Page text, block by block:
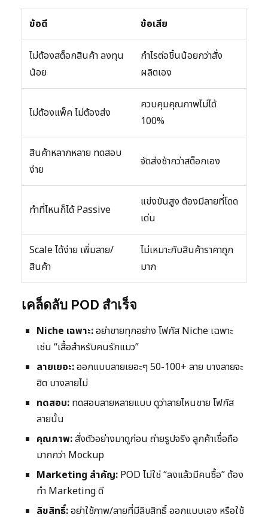
ข้อดี ข้อเสีย
ไม่ต้องสต็อกสินค้า ลงทุน
น้อย
กำไรต่อชิ้นน้อยกว่าสั่ง
ผลิตเอง
ไม่ต้องแพ็ค ไม่ต้องส่ง
ควบคุมคุณภาพไม่ได้
100%
สินค้าหลากหลาย ทดสอบ
ง่าย
จัดส่งช้ากว่าสต็อกเอง
ทำที่ไหนก็ได้ Passive
แข่งขันสูง ต้องมีลายที่โดด
เด่น
Scale ได้ง่าย เพิ่มลาย/
สินค้า
ไม่เหมาะกับสินค้าราคาถูก
มาก
เคล็ดลับ POD สำเร็จ
Niche เฉพาะ:อย่าขายทุกอย่าง โฟกัส Niche เฉพาะ
เช่น “เสื้อสำหรับคนรักแมว”
ลายเยอะ:ออกแบบลายเยอะๆ 50-100+ ลาย บางลายจะ
ฮิต บางลายไม่
ทดสอบ: ทดสอบลายหลายแบบ ดูว่าลายไหนขาย โฟกัส
ลายนั้น
คุณภาพ:สั่งตัวอย่างมาดูก่อน ถ่ายรูปจริง ลูกค้าเชื่อถือ
มากกว่า Mockup
Marketing สำคัญ: POD ไม่ใช่ “ลงแล้วมีคนซื้อ” ต้อง
ทำ Marketing ดี
ลิขสิทธิ์:อย่าใช้ภาพ/ลายที่มีลิขสิทธิ์ ออกแบบเอง หรือใช้